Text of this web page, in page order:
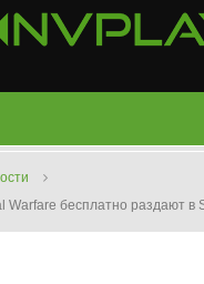
Warfare бесплатно раздают в